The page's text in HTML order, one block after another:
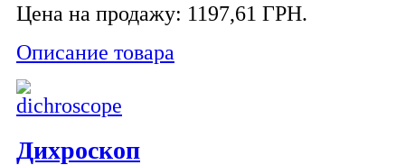
Цена на продажу: 1197,61 ГРН.
Описание товара
Дихроскоп